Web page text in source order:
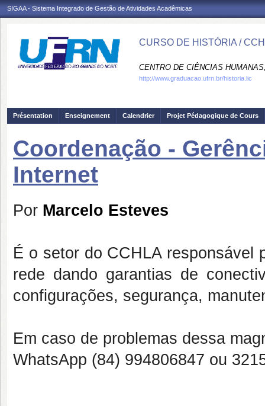
SIGAA - Sistema Integrado de Gestão de Atividades Acadêmicas
CURSO DE HISTÓRIA /
CENTRO DE CIÊNCIAS
http://www.graduacao.ufrn.br/historia.lic
Présentation Enseignement Calendrier Projet Pédagogique de Cours
Coordenação -
Internet
Por Marcelo Esteves
É o setor do CCHLA responsável
rede dando garantias de
configurações, segurança,
Em caso de problemas dessa
WhatsApp (84) 994806847 ou